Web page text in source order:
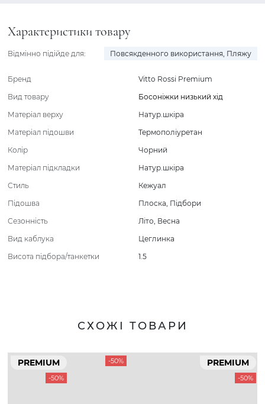
Характеристики товару
Відмінно підійде для: Повсякденного використання, Пляжу
Бренд
Vitto Rossi Premium
Вид товару
Босоніжки низький хід
Матеріал верху
Натур.шкіра
Матеріал підошви
Термополіуретан
Колір
Чорний
Матеріал підкладки
Натур.шкіра
Стиль
Кежуал
Підошва
Плоска, Підбори
Сезонність
Літо, Весна
Вид каблука
Цеглинка
Висота підбора/танкетки
1.5
СХОЖІ ТОВАРИ
PREMIUM
-50%
-50% PREMIUM
-50%